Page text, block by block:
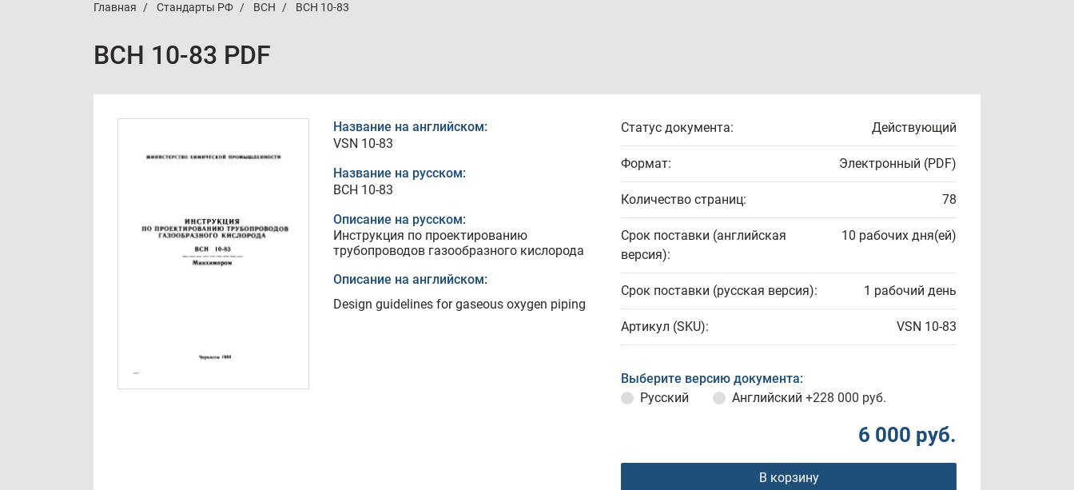
Главная Стандарты РФ ВСН ВСН 10-83
ВСН 10-83 PDF
Название на английском:
VSN 10-83
Название на русском:
ВСН 10-83
Описание на русском:
Инструкция по проектированию
трубопроводов газообразного кислорода
Описание на английском:
Design guidelines for gaseous oxygen piping
Статус документа: Действующий
Формат: Электронный (PDF)
Количество страниц: 78
Срок поставки (английская
версия):
10 рабочих дня(ей)
Срок поставки (русская версия): 1 рабочий день
Артикул (SKU): VSN 10-83
Выберите версию документа:
Русский
Английский +228 000 руб.
6 000 руб.
В корзину